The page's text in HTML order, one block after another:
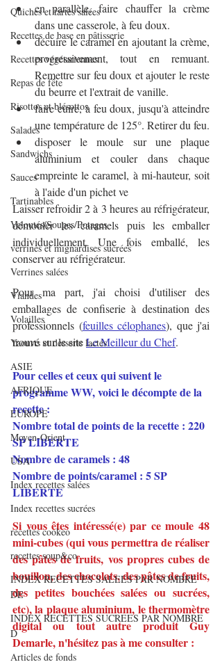
Quiches et tartes salées
Recettes de base en pâtisserie
Recettes végétariennes
Repas de fête
Risottos et blésottos
Salades
Sandwichs
Sauces
Tartinables
Veloutés/Soupes/Potages
verrines et mignardises sucrées
Verrines salées
Viandes
Volailles
Yaourts et desserts lactés
ASIE
AFRIQUE
EUROPE
Moyen-Orient
USA
Index recettes salées
Index recettes sucrées
recettes cookeo
recettes soup&co
INDEX RECETTES SALEES PAR NOMBRE
DE
INDEX RECETTES SUCREES PAR NOMBRE
D
Articles de fonds
en parallèle, faire chauffer la crème
dans une casserole, à feu doux.
décuire le caramel en ajoutant la crème,
progressivement, tout en remuant.
Remettre sur feu doux et ajouter le reste
du beurre et l'extrait de vanille.
faire cuire, à feu doux, jusqu'à atteindre
une température de 125°. Retirer du feu.
disposer le moule sur une plaque
aluminium et couler dans chaque
empreinte le caramel, à mi-hauteur, soit
à l'aide d'un pichet ve
Laisser refroidir 2 à 3 heures au réfrigérateur,
démouler les caramels puis les emballer
individuellement. Une fois emballé, les
conserver au réfrigérateur.
Pour ma part, j'ai choisi d'utiliser des
emballages de confiserie à destination des
professionnels (feuilles célophanes), que j'ai
trouvé sur le site Le Meilleur du Chef.
Pour celles et ceux qui suivent le
programme WW, voici le décompte de la
recette :
Nombre total de points de la recette : 220
SP LIBERTE
Nombre de caramels : 48
Nombre de points/caramel : 5 SP
LIBERTE
Si vous êtes intéressé(e) par ce moule 48
mini-cubes (qui vous permettra de réaliser
des pâtes de fruits, vos propres cubes de
bouillon, des chocolats, des pâtes de fruits,
des petites bouchées salées ou sucrées,
etc), la plaque aluminium, le thermomètre
digital ou tout autre produit Guy
Demarle, n'hésitez pas à me consulter :